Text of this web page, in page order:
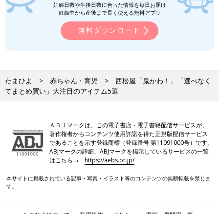
妊娠日数や生後日数に合った情報を毎日お届け
妊娠中から産後まで長く使える無料アプリ
無料ダウンロード
たまひよ 赤ちゃん・育児
西松屋「鬼かわ！」「選べなく
てまとめ買い」大注目のアイテム5選
ＡＢＪマークは、この電子書店・電子書籍配信サービスが、
著作権者からコンテンツ使用許諾を得た正規版配信サービス
であることを示す登録商標（登録番号 第11091000号）です。
ABJマークの詳細、ABJマークを掲示しているサービスの一覧
はこちら→https://aebs.or.jp/
本サイトに掲載されている記事・写真・イラスト等のコンテンツの無断転載を禁じま
す。